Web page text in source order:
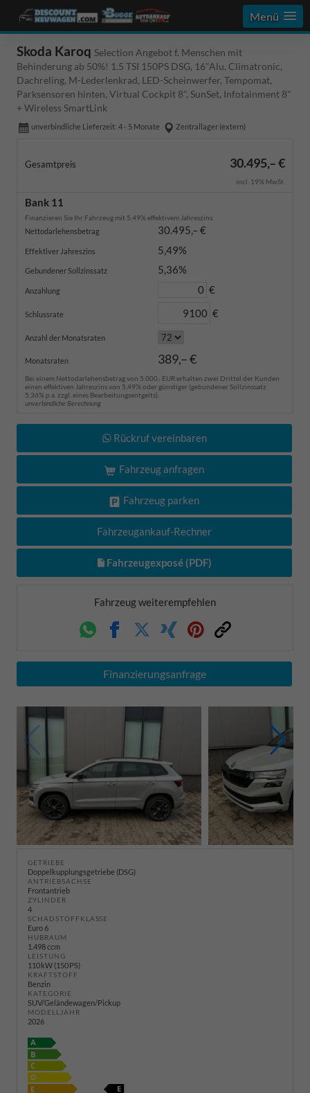
Menü
Skoda Karoq Selection Angebot f. Menschen mit
Behinderung ab 50%! 1.5 TSI 150PS DSG, 16"Alu, Climatronic,
Dachreling, M-Lederlenkrad, LED-Scheinwerfer, Tempomat,
Parksensoren hinten, Virtual Cockpit 8", SunSet, Infotainment 8"
+ Wireless SmartLink
unverbindliche Lieferzeit: 4 - 5 Monate Zentrallager (extern)
Gesamtpreis 30.495,– €
incl. 19% MwSt.
Bank 11
Finanzieren Sie Ihr Fahrzeug mit 5,49% effektivem Jahreszins.
Nettodarlehensbetrag
30.495,– €
Effektiver Jahreszins 5,49%
Gebundener Sollzinssatz 5,36%
Anzahlung €
Schlussrate €
Anzahl der Monatsraten
Monatsraten 389,– €
Bei einem Nettodarlehensbetrag von 5.000,- EUR erhalten zwei Drittel der Kunden
einen effektiven Jahreszins von 5,49% oder günstiger (gebundener Sollzinssatz
5,36% p.a. zzgl. eines Bearbeitungsentgelts).
unverbindliche Berechnung
Rückruf vereinbaren
Fahrzeug anfragen
Fahrzeug parken
Fahrzeugankauf-Rechner
Fahrzeugexposé (PDF)
Fahrzeug weiterempfehlen
WhatsappFacebookTwitterXing PinterestLink
Finanzierungsanfrage
GETRIEBE
Doppelkupplungsgetriebe (DSG)
ANTRIEBSACHSE
Frontantrieb
ZYLINDER
4
SCHADSTOFFKLASSE
Euro 6
HUBRAUM
1.498 ccm
LEISTUNG
110 kW (150 PS)
KRAFTSTOFF
Benzin
KATEGORIE
SUV/Geländewagen/Pickup
MODELLJAHR
2026